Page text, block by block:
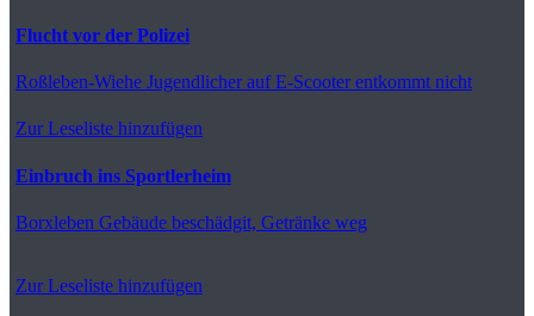
Flucht vor der Polizei
Roßleben-Wiehe Jugendlicher auf E-Scooter entkommt nicht
Zur Leseliste hinzufügen
Einbruch ins Sportlerheim
Borxleben Gebäude beschädgit, Getränke weg
Zur Leseliste hinzufügen